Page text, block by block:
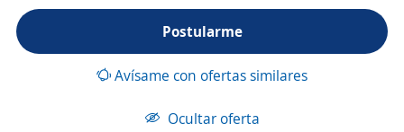
Postularme
Avísame con ofertas similares
Ocultar oferta